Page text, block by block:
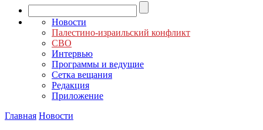
Новости
Палестино-израильский конфликт
СВО
Интервью
Программы и ведущие
Сетка вещания
Редакция
Приложение
Главная Новости